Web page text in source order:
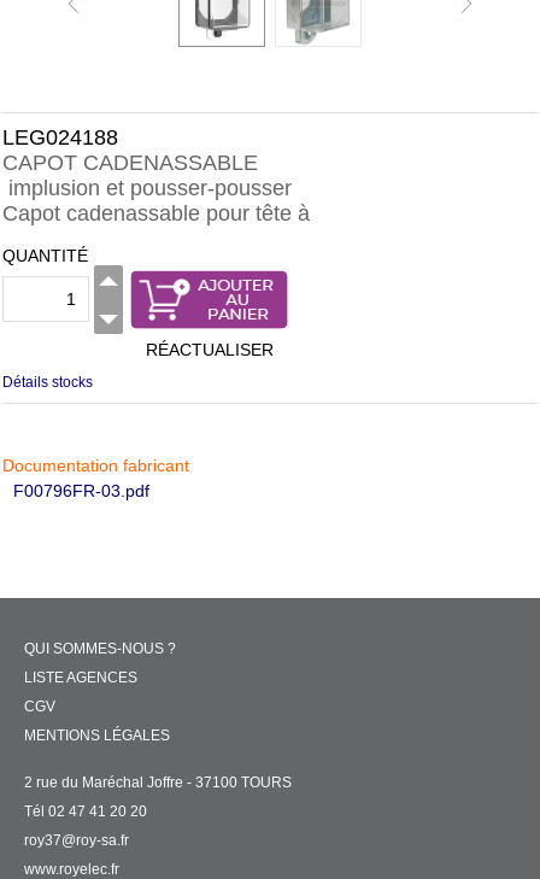
LEG024188
CAPOT CADENASSABLE
implusion et pousser-pousser
Capot cadenassable pour tête à
QUANTITÉ
RÉACTUALISER
Détails stocks
Documentation fabricant
F00796FR-03.pdf
QUI SOMMES-NOUS ?
LISTE AGENCES
CGV
MENTIONS LÉGALES
2 rue du Maréchal Joffre - 37100 TOURS
Tél 02 47 41 20 20
roy37@roy-sa.fr
www.royelec.fr